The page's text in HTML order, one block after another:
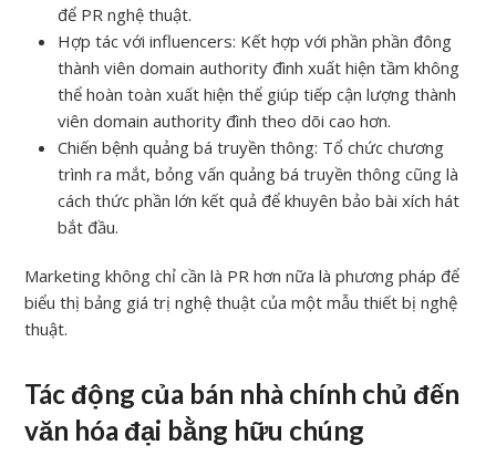
để PR nghệ thuật.
Hợp tác với influencers: Kết hợp với phần phần đông
thành viên domain authority đình xuất hiện tầm không
thể hoàn toàn xuất hiện thể giúp tiếp cận lượng thành
viên domain authority đình theo dõi cao hơn.
Chiến bệnh quảng bá truyền thông: Tổ chức chương
trình ra mắt, bỏng vấn quảng bá truyền thông cũng là
cách thức phần lớn kết quả để khuyên bảo bài xích hát
bắt đầu.
Marketing không chỉ cần là PR hơn nữa là phương pháp để
biểu thị bảng giá trị nghệ thuật của một mẫu thiết bị nghệ
thuật.
Tác động của bán nhà chính chủ đến
văn hóa đại bằng hữu chúng